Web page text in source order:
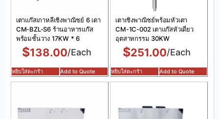
เตาแก๊สเกาหลีเชิงพาณิชย์ 6 เตา
CM-BZL-S6 ร้านอาหารแก๊ส
พร้อมชั้นวาง 17KW * 6
$138.00/Each
หยิบใส่ตะกร้า Add to Quote
เตาเชิงพาณิชย์พร้อมหัวเตา
CM-1C-002 เตาแก๊สหัวเดี่ยว
อุตสาหกรรม 30KW
$251.00/Each
หยิบใส่ตะกร้า Add to Quote